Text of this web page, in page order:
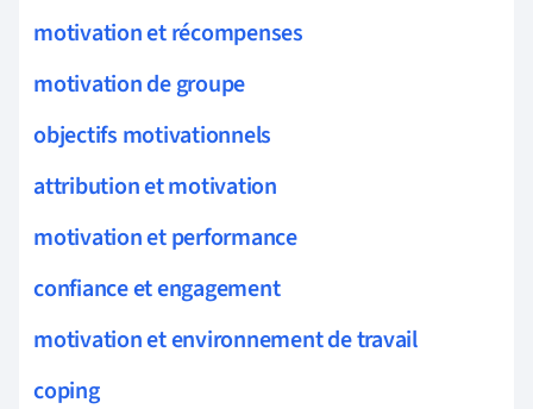
motivation et récompenses
motivation de groupe
objectifs motivationnels
attribution et motivation
motivation et performance
confiance et engagement
motivation et environnement de travail
coping